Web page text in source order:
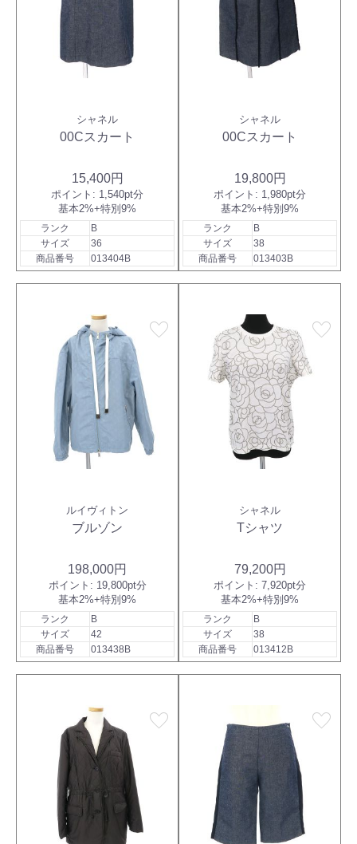
シャネル
00Cスカート
15,400円
ポイント: 1,540pt分
基本2%+特別9%
ランク
B
サイズ
36
商品番号
013404B
シャネル
00Cスカート
19,800円
ポイント: 1,980pt分
基本2%+特別9%
ランク
B
サイズ
38
商品番号
013403B
favorite
ルイヴィトン
ブルゾン
198,000円
ポイント: 19,800pt分
基本2%+特別9%
ランク
B
サイズ
42
商品番号
013438B
favorite
シャネル
Tシャツ
79,200円
ポイント: 7,920pt分
基本2%+特別9%
ランク
B
サイズ
38
商品番号
013412B
favorite favorite